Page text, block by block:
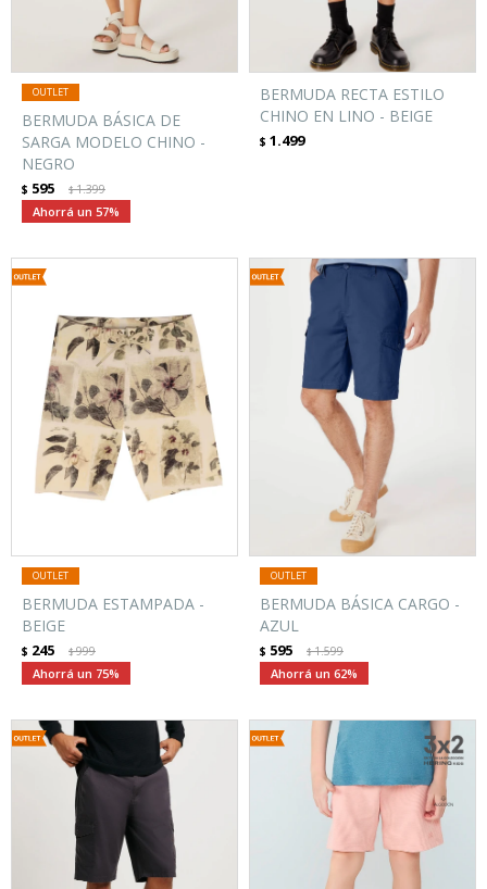
BERMUDA BÁSICA DE
SARGA MODELO CHINO -
NEGRO
$ 595 $1.399
57
BERMUDA RECTA ESTILO
CHINO EN LINO - BEIGE
$ 1.499
BERMUDA ESTAMPADA -
BEIGE
$ 245 $999
75
BERMUDA BÁSICA CARGO -
AZUL
$ 595 $1.599
62